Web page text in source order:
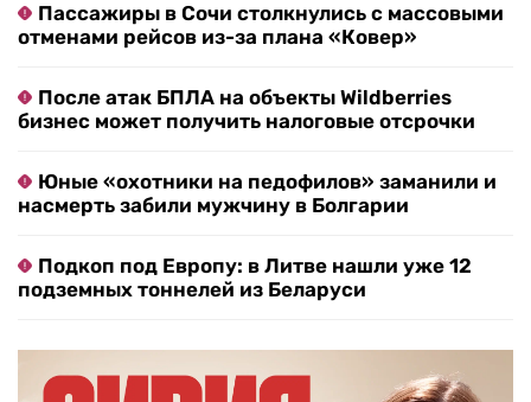
Пассажиры в Сочи столкнулись с массовыми
отменами рейсов из-за плана «Ковер»
После атак БПЛА на объекты Wildberries
бизнес может получить налоговые отсрочки
Юные «охотники на педофилов» заманили и
насмерть забили мужчину в Болгарии
Подкоп под Европу: в Литве нашли уже 12
подземных тоннелей из Беларуси